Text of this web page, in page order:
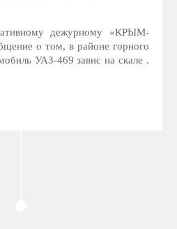
дежурному «КРЫМ-
о том, в районе горного
УАЗ-469 завис на скале .